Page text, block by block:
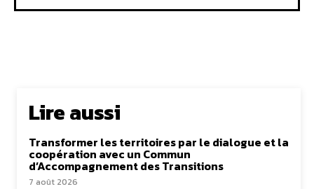
Lire aussi
Transformer les territoires par le dialogue et la
coopération avec un Commun
d’Accompagnement des Transitions
7 août 2026